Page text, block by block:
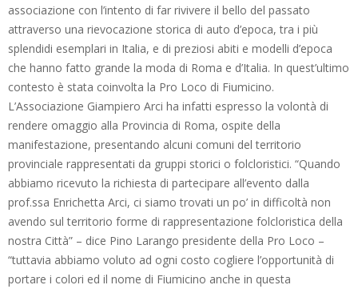
associazione con l’intento di far rivivere il bello del passato
attraverso una rievocazione storica di auto d’epoca, tra i più
splendidi esemplari in Italia, e di preziosi abiti e modelli d’epoca
che hanno fatto grande la moda di Roma e d’Italia. In quest’ultimo
contesto è stata coinvolta la Pro Loco di Fiumicino.
L’Associazione Giampiero Arci ha infatti espresso la volontà di
rendere omaggio alla Provincia di Roma, ospite della
manifestazione, presentando alcuni comuni del territorio
provinciale rappresentati da gruppi storici o folcloristici. “Quando
abbiamo ricevuto la richiesta di partecipare all’evento dalla
prof.ssa Enrichetta Arci, ci siamo trovati un po’ in difficoltà non
avendo sul territorio forme di rappresentazione folcloristica della
nostra Città” – dice Pino Larango presidente della Pro Loco –
“tuttavia abbiamo voluto ad ogni costo cogliere l’opportunità di
portare i colori ed il nome di Fiumicino anche in questa